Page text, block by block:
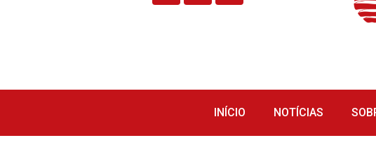
INÍCIO NOTÍCIAS